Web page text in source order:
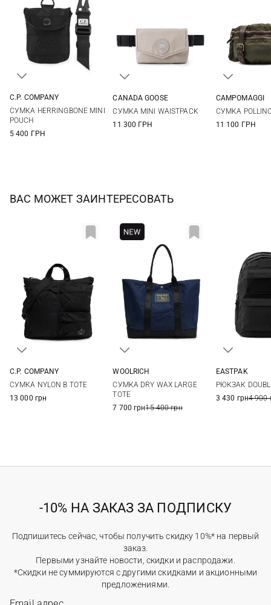
C.P. COMPANY
СУМКА HERRINGBONE MINI
POUCH
5 400 ГРН
CANADA GOOSE
СУМКА MINI WAISTPACK
11 300 ГРН
CAMPOMAGGI
СУМКА
11 100 ГРН
ВАС МОЖЕТ ЗАИНТЕРЕСОВАТЬ
C.P. COMPANY
СУМКА NYLON B TOTE
13 000 грн
WOOLRICH
СУМКА DRY WAX LARGE
TOTE
7 700 грн15 400 грн
EASTPAK
РЮКЗАК
3 430 грн4 900
-10% НА ЗАКАЗ ЗА ПОДПИСКУ
Подпишитесь сейчас, чтобы получить скидку 10%* на первый
заказ.
Первыми узнайте новости, скидки и распродажи.
*Скидки не суммируются с другими скидками и акционными
предложениями.